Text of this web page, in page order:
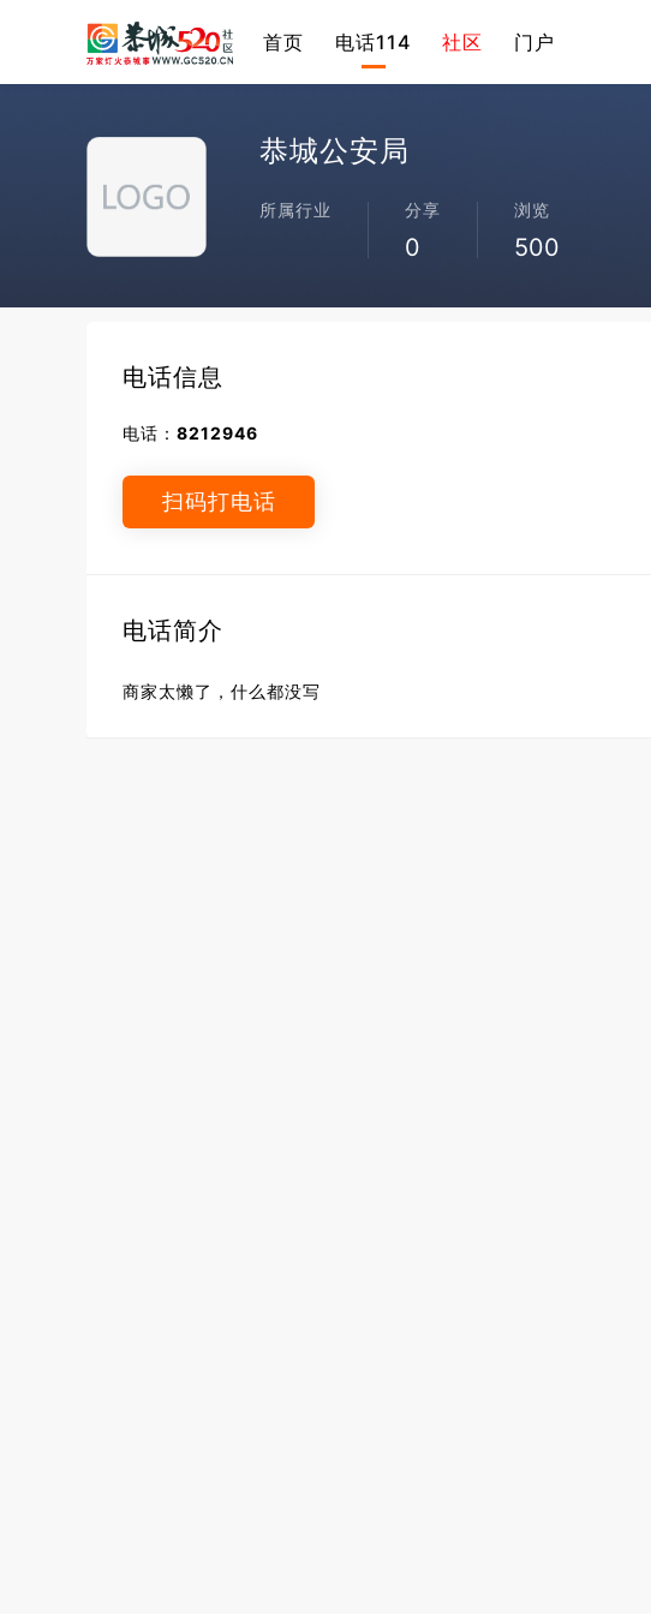
首页 电话114 社区 门户
恭城公安局
所属行业 分享
0
浏览
500
电话信息
电话： 8212946
扫码打电话
电话简介
商家太懒了，什么都没写